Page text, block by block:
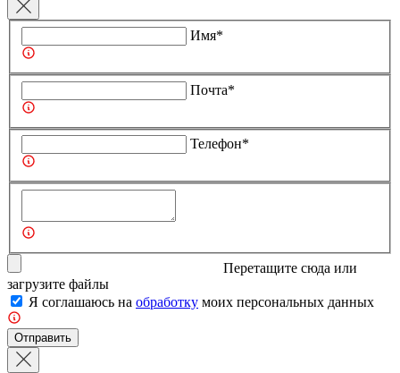
Имя*
Почта*
Телефон*
Перетащите сюда или
загрузите файлы
Я соглашаюсь на обработку моих персональных данных
Отправить